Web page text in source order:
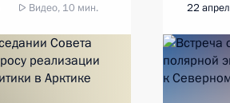
Видео, 10 мин. 22